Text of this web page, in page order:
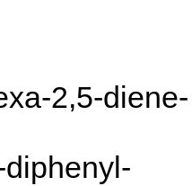
2,5-diene-